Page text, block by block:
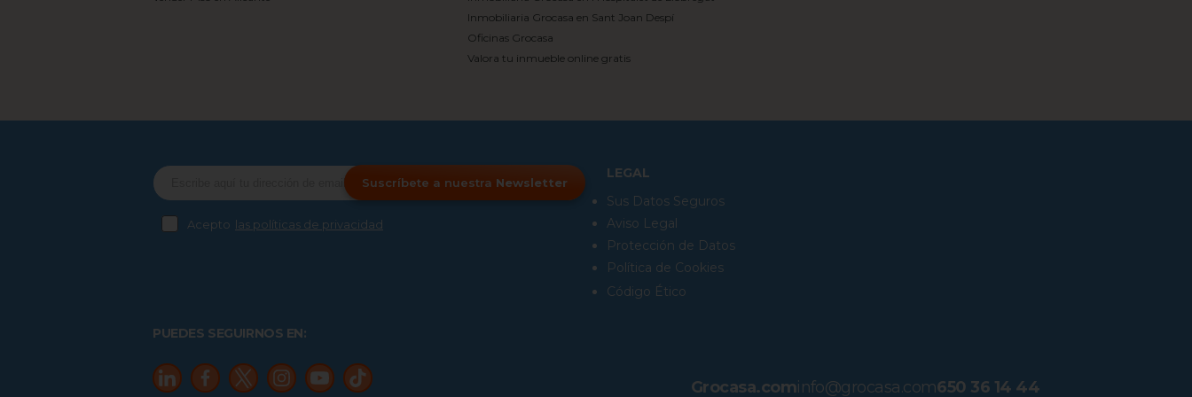
Inmobiliaria Grocasa en Sant Joan Despí
Oficinas Grocasa
Valora tu inmueble online gratis
Suscríbete a nuestra Newsletter
Acepto las políticas de privacidad
LEGAL
Sus Datos Seguros
Aviso Legal
Protección de Datos
Política de Cookies
Código Ético
PUEDES SEGUIRNOS EN:
Grocasa.cominfo@grocasa.com650 36 14 44